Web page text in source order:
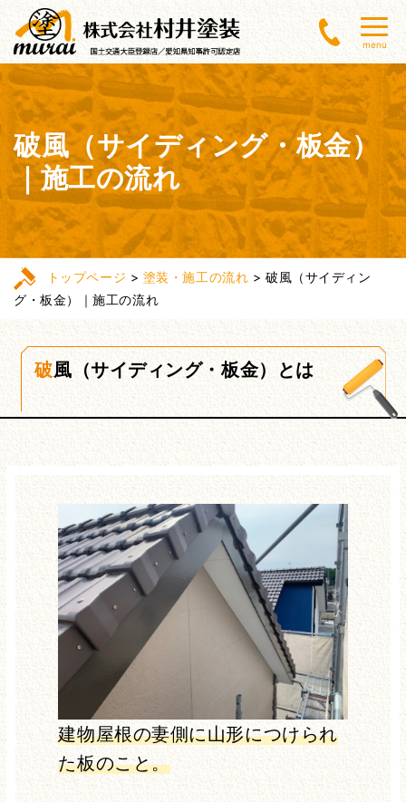
menu
破風（サイディング・板金）
｜施工の流れ
トップページ > 塗装・施工の流れ > 破風（サイディン
グ・板金）｜施工の流れ
破風（サイディング・板金）とは
建物屋根の妻側に山形につけられ
た板のこと。